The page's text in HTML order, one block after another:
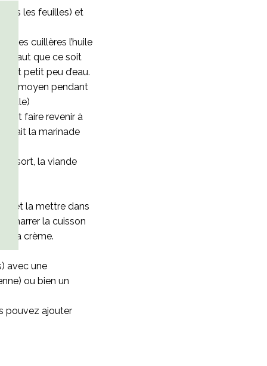
les feuilles) et
cuillères l’huile
Il faut que ce soit
petit peu d’eau.
feu moyen pendant
brûle)
et faire revenir à
fait la marinade
sort, la viande
et la mettre dans
la cuisson
la crème.
avec une
ou bien un
pouvez ajouter